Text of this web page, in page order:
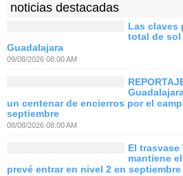
noticias destacadas
Las claves
total de
Guadalajara
09/08/2026 08:00 AM
un centenar de encierros por el
septiembre
08/08/2026 08:00 AM
El trasvase
mantiene
prevé entrar en nivel 2 en septiembre